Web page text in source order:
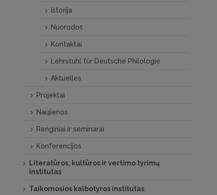
Istorija
Nuorodos
Kontaktai
Lehrstuhl für Deutsche Philologie
Aktuelles
Projektai
Naujienos
Renginiai ir seminarai
Konferencijos
Literatūros, kultūros ir vertimo tyrimų
institutas
Taikomosios kalbotyros institutas